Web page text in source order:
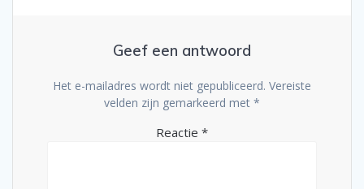
Geef een antwoord
Het e-mailadres wordt niet gepubliceerd. Vereiste
velden zijn gemarkeerd met *
Reactie *